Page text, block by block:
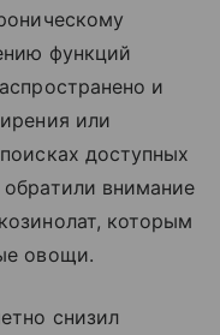
функций
и
или
доступных
внимание
которым
овощи.
снизил